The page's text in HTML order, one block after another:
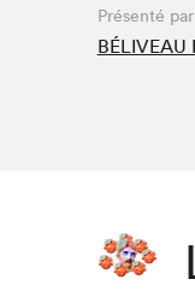
Zone Manga
Présenté par
BÉLIVEAU